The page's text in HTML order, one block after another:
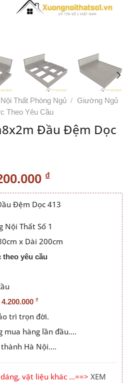
Nội Thất Phòng Ngủ / Giường Ngủ
Theo Yêu Cầu
Đầu Đệm Dọc
₫Giá
hiện
tại
4.200.000 ₫.
Đệm Dọc 413
Nội Thất Số 1
x Dài 200cm
yêu cầu
4.200.000 ₫
trì trọn đời.
mua hàng lần đầu….
Hà Nội….
vật liệu khác …==> XEM